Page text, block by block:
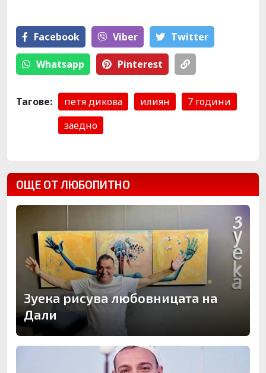
Facebook Viber Тwitter
Whatsapp Pinterest
Тагове: петя дикова илиян
7 години
заедно
ОЩЕ ОТ ЛЮБОПИТНО
Зуека рисува любовницата на
Дали